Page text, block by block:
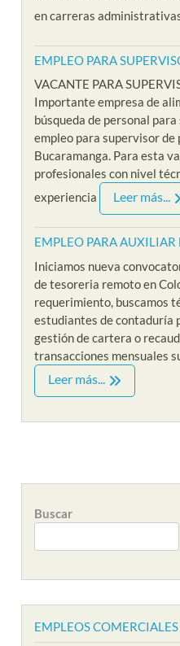
en carreras
EMPLEO PARA
VACANTE PARA
Importante empresa de
búsqueda de personal
empleo para supervisor de
Bucaramanga. Para esta
profesionales con nivel
experiencia
Leer más...
EMPLEO PARA
Iniciamos nueva
de tesoreria remoto en
requerimiento, buscamos
estudiantes de contaduría
gestión de cartera o
transacciones mensuales
Leer más...
Buscar
EMPLEOS COMERCIALES